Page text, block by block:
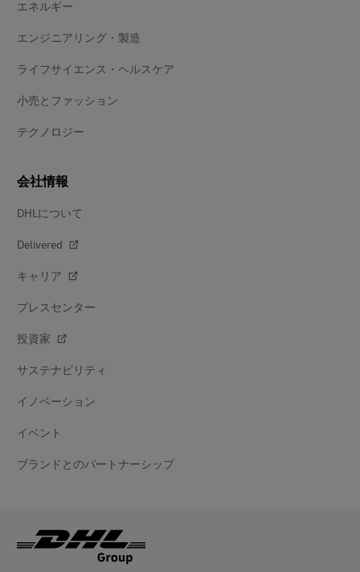
エネルギー
エンジニアリング・製造
ライフサイエンス・ヘルスケア
小売とファッション
テクノロジー
会社情報
DHLについて
Delivered
キャリア
プレスセンター
投資家
サステナビリティ
イノベーション
イベント
ブランドとのパートナーシップ